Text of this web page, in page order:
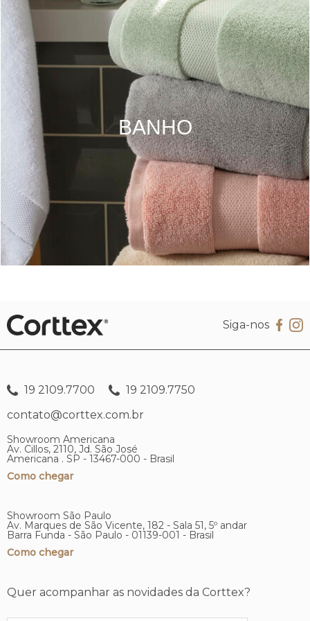
BANHO
Siga-nos
19 2109.7700
19 2109.7750
contato@corttex.com.br
Showroom Americana
Av. Cillos, 2110, Jd. São José
Americana . SP - 13467-000 - Brasil
Como chegar
Showroom São Paulo
Av. Marques de São Vicente, 182 - Sala 51, 5º andar
Barra Funda - São Paulo - 01139-001 - Brasil
Como chegar
Quer acompanhar as novidades da Corttex?